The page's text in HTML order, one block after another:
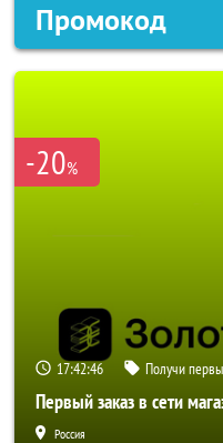
Промокод
-20%
17:42:44 Получи
Первый заказ в сети
Россия